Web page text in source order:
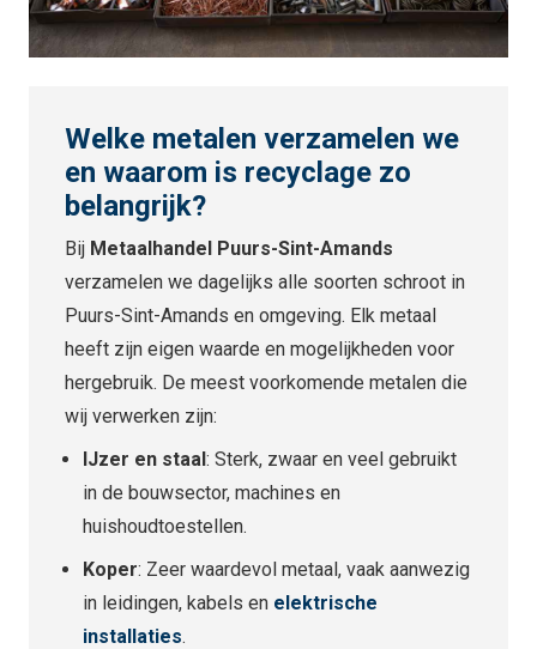
Welke metalen verzamelen we
en waarom is recyclage zo
belangrijk?
Bij Metaalhandel Puurs-Sint-Amands
verzamelen we dagelijks alle soorten schroot in
Puurs-Sint-Amands en omgeving. Elk metaal
heeft zijn eigen waarde en mogelijkheden voor
hergebruik. De meest voorkomende metalen die
wij verwerken zijn:
IJzer en staal: Sterk, zwaar en veel gebruikt
in de bouwsector, machines en
huishoudtoestellen.
Koper: Zeer waardevol metaal, vaak aanwezig
in leidingen, kabels en elektrische
installaties.